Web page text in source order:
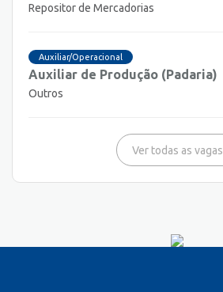
Repositor de Mercadorias
Auxiliar/Operacional
Auxiliar de Produção (Padaria)
Outros
Ver todas as vagas